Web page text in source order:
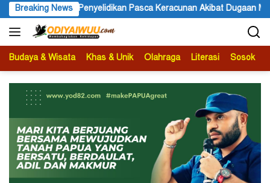
Langsung
ke
konten
Breaking NewsPasca Keracunan Akibat Dugaan Menu MBG di Depapre
Budaya & Wisata Khas & Unik Olahraga Literasi Sosok